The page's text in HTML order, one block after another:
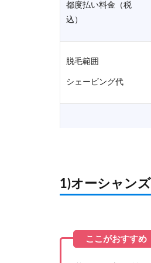
都度払い料金（税
込）
脱毛範囲
シェービング代
施術時間
1)オーシャンズ